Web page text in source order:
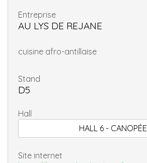
Entreprise
AU LYS DE REJANE
cuisine afro-antillaise
Stand
D5
Hall
HALL 6 - CANOPÉE
Site internet